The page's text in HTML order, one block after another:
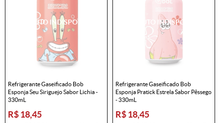
Refrigerante Gaseificado Bob
Esponja Seu Siriguejo Sabor Lichia -
330mL
R$ 18,45
Refrigerante Gaseificado Bob
Esponja Pratick Estrela Sabor Pêssego
- 330mL
R$ 18,45